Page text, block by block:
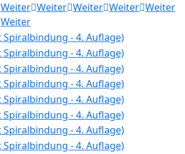
Weiter Weiter Weiter Weiter Weiter
Weiter